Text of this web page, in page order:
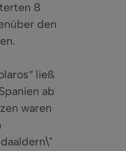
8
den
ließ
ab
waren